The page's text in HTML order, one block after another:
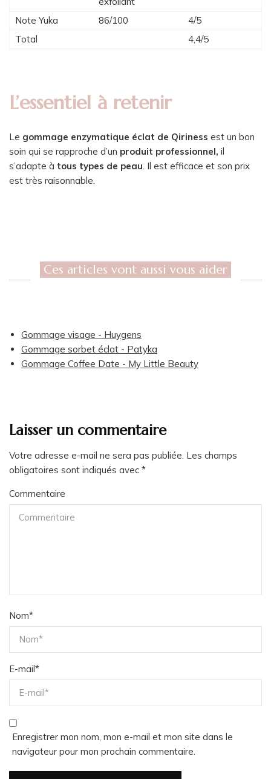
Note Yuka 86/100
4/5
Total
4,4/5
L’essentiel à retenir
Le gommage enzymatique éclat de Qiriness est un bon
soin qui se rapproche d’un produit professionnel, il
s’adapte à tous types de peau. Il est efficace et son prix
est très raisonnable.
Ces articles vont aussi vous aider
Gommage visage - Huygens
Gommage sorbet éclat - Patyka
Gommage Coffee Date - My Little Beauty
Laisser un commentaire
Votre adresse e-mail ne sera pas publiée. Les champs
obligatoires sont indiqués avec *
Commentaire
Nom*
E-mail*
Enregistrer mon nom, mon e-mail et mon site dans le
navigateur pour mon prochain commentaire.